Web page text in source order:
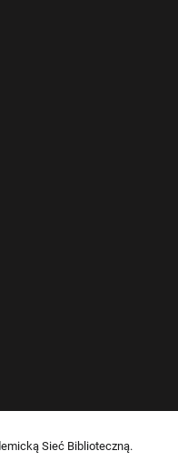
Sieć Biblioteczną.